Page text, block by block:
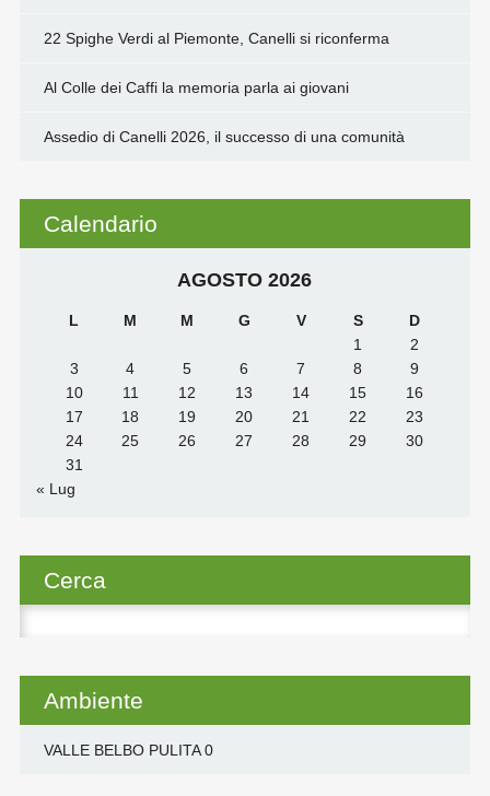
22 Spighe Verdi al Piemonte, Canelli si riconferma
Al Colle dei Caffi la memoria parla ai giovani
Assedio di Canelli 2026, il successo di una comunità
Calendario
AGOSTO 2026
L M M G V S
D
1
2
3
4 5 6 7 8
9
10
11 12 13 14 15
16
17
18 19 20 21 22
23
24
25 26 27 28 29
30
31
« Lug
Cerca
per:
Ambiente
VALLE BELBO PULITA0